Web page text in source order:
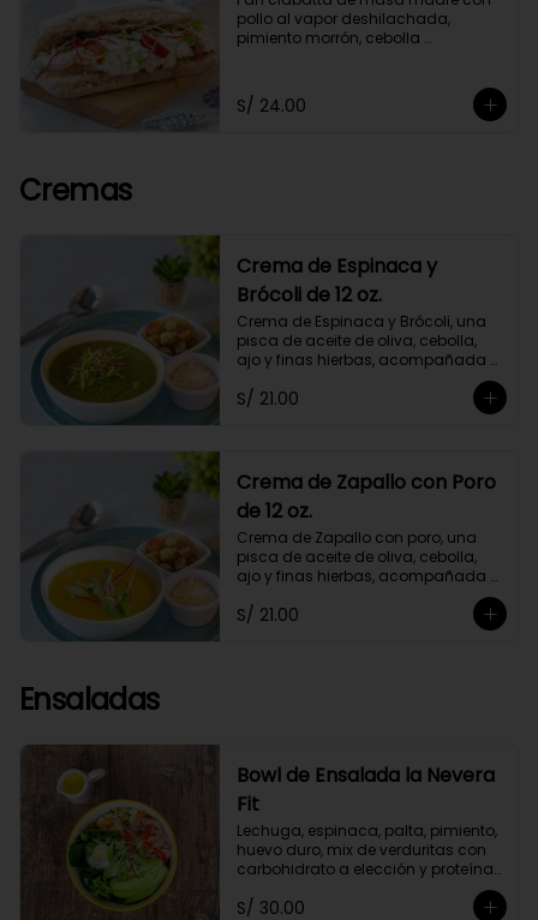
pollo al vapor deshilachada,
pimiento morrón, cebolla
toque de orégano. Con mayonesa
de cashews.
S/ 24.00
Cremas
Crema de Espinaca y
Brócoli de 12 oz.
Crema de Espinaca y Brócoli, una
pisca de aceite de oliva, cebolla,
ajo y finas hierbas, acompañada
madre. No contiene papa ni
S/ 21.00
Crema de Zapallo con Poro
de 12 oz.
Crema de Zapallo con poro, una
pisca de aceite de oliva, cebolla,
ajo y finas hierbas, acompañada
madre. No contiene papa ni
S/ 21.00
Ensaladas
Bowl de Ensalada la Nevera
Fit
Lechuga, espinaca, palta, pimiento,
huevo duro, mix de verduritas con
carbohidrato a elección y proteína
selecionada. Con aliño La Nevera Fit
S/ 30.00